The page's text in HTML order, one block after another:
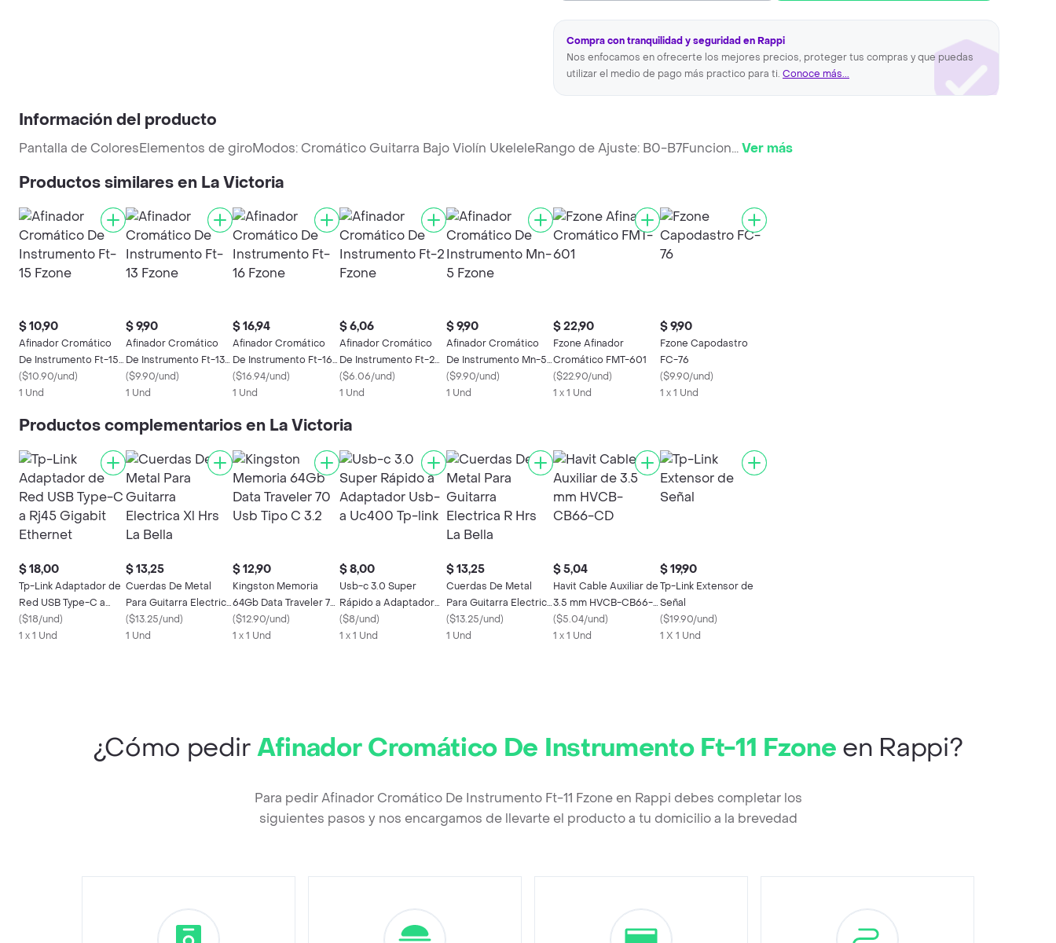
Compra con tranquilidad y seguridad en Rappi
Nos enfocamos en ofrecerte los mejores precios, proteger tus compras y que puedas
utilizar el medio de pago más practico para ti. Conoce más...
Información del producto
Pantalla de ColoresElementos de giroModos: Cromático Guitarra Bajo Violín UkeleleRango de Ajuste: B0-B7Funcion...Ver más
Productos similares en La Victoria
$ 10,90
Afinador Cromático
De Instrumento Ft-15
Fzone
($10.90/und)
1 Und
$ 9,90
Afinador Cromático
De Instrumento Ft-13
Fzone
($9.90/und)
1 Und
$ 16,94
Afinador Cromático
De Instrumento Ft-16
Fzone
($16.94/und)
1 Und
$ 6,06
Afinador Cromático
De Instrumento Ft-2
Fzone
($6.06/und)
1 Und
$ 9,90
Afinador Cromático
De Instrumento Mn-5
Fzone
($9.90/und)
1 Und
$ 22,90
Fzone Afinador
Cromático FMT-601
($22.90/und)
1 x 1 Und
$ 9,90
Fzone Capodastro
FC-76
($9.90/und)
1 x 1 Und
Productos complementarios en La Victoria
$ 18,00
Tp-Link Adaptador de
Red USB Type-C a
Rj45 Gigabit Ethernet
($18/und)
1 x 1 Und
$ 13,25
Cuerdas De Metal
Para Guitarra Electrica
Xl Hrs La Bella
($13.25/und)
1 Und
$ 12,90
Kingston Memoria
64Gb Data Traveler 70
Usb Tipo C 3.2
($12.90/und)
1 x 1 Und
$ 8,00
Usb-c 3.0 Super
Rápido a Adaptador
Usb-a Uc400 Tp-link
($8/und)
1 x 1 Und
$ 13,25
Cuerdas De Metal
Para Guitarra Electrica
R Hrs La Bella
($13.25/und)
1 Und
$ 5,04
Havit Cable Auxiliar de
3.5 mm HVCB-CB66-
CD
($5.04/und)
1 x 1 Und
$ 19,90
Tp-Link Extensor de
Señal
($19.90/und)
1 X 1 Und
¿Cómo pedirAfinador Cromático De Instrumento Ft-11 Fzone en Rappi?
Para pedir Afinador Cromático De Instrumento Ft-11 Fzone en Rappi debes completar los
siguientes pasos y nos encargamos de llevarte el producto a tu domicilio a la brevedad